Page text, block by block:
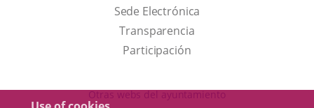
link
will
open
a
Sede Electrónica
Transparencia
Participación
Otras webs del ayuntamiento